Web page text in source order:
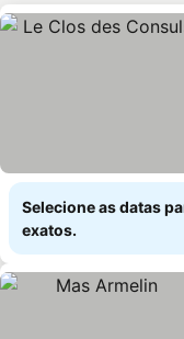
Selecione as datas
exatos.